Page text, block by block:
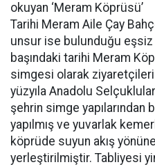
okuyan ‘Meram Köprüsü’
Tarihi Meram Aile Çay
unsur ise bulunduğu eşsiz
başındaki tarihi Meram
simgesi olarak ziyaretçileri
yüzyıla Anadolu
şehrin simge yapılarından
yapılmış ve yuvarlak
köprüde suyun akış
yerleştirilmiştir. Tabliyesi